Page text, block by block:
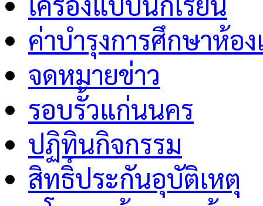
ค่าบำรุงการศึกษาห้อ
จดหมายข่าว
รอบรั้วแก่นนคร
ปฏิทินกิจกรรม
สิทธิ์ประกันอุบัติเหตุ